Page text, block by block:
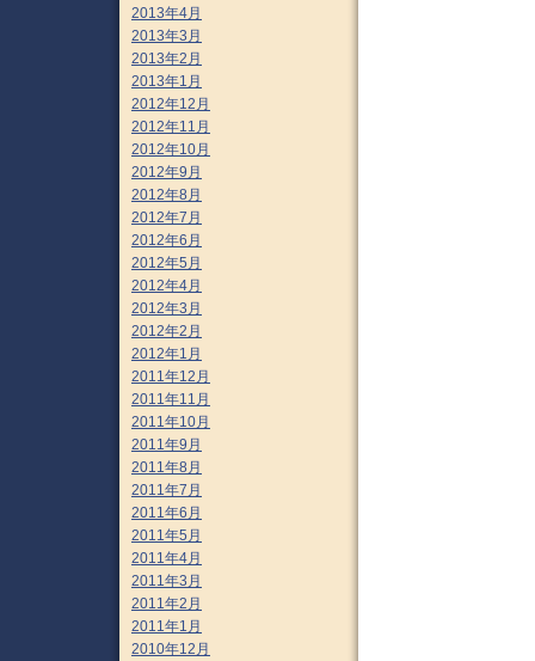
2013年4月
2013年3月
2013年2月
2013年1月
2012年12月
2012年11月
2012年10月
2012年9月
2012年8月
2012年7月
2012年6月
2012年5月
2012年4月
2012年3月
2012年2月
2012年1月
2011年12月
2011年11月
2011年10月
2011年9月
2011年8月
2011年7月
2011年6月
2011年5月
2011年4月
2011年3月
2011年2月
2011年1月
2010年12月